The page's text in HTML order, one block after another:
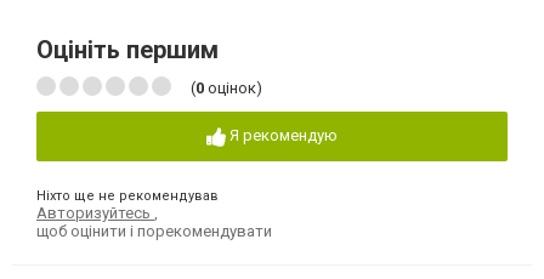
Оцініть першим
(0 оцінок)
Я рекомендую
Ніхто ще не рекомендував
Авторизуйтесь
щоб оцінити і порекомендувати